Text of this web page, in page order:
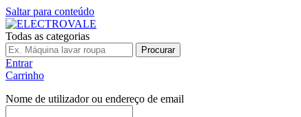
Saltar para conteúdo
Todas as categorias
Procurar
Entrar
Carrinho
Nome de utilizador ou endereço de email